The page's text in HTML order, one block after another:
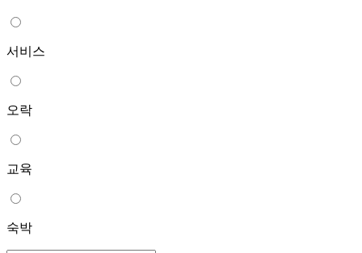
서비스
오락
교육
숙박